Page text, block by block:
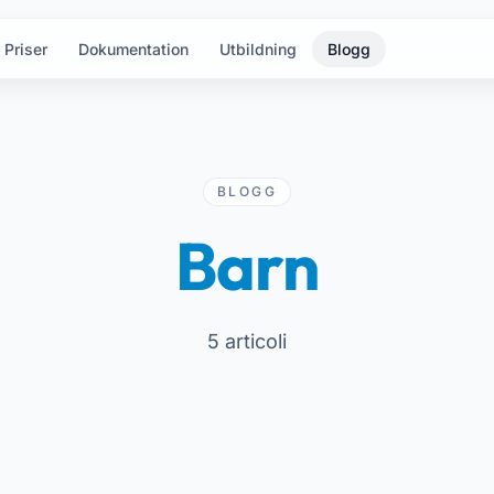
Priser Dokumentation Utbildning Blogg
BLOGG
Barn
5 articoli